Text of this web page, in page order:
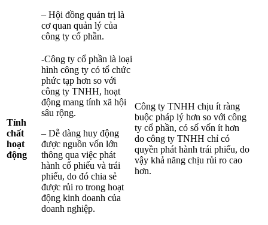
– Hội đồng quản trị là
cơ quan quản lý của
công ty cổ phần.
Tính
chất
hoạt
động
-Công ty cổ phần là loại
hình công ty có tổ chức
phức tạp hơn so với
công ty TNHH, hoạt
động mang tính xã hội
sâu rộng.
– Dễ dàng huy động
được nguồn vốn lớn
thông qua việc phát
hành cổ phiếu và trái
phiếu, do đó chia sẻ
được rủi ro trong hoạt
động kinh doanh của
doanh nghiệp.
Công ty TNHH chịu ít ràng
buộc pháp lý hơn so với công
ty cổ phần, có số vốn ít hơn
do công ty TNHH chỉ có
quyền phát hành trái phiếu, do
vậy khả năng chịu rủi ro cao
hơn.